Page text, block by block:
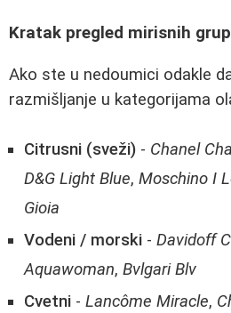
Kratak pregled mirisnih
Ako ste u nedoumici odakle
razmišljanje u kategorijama
Citrusni (sveži) - Chanel
D&G Light Blue, Moschino I
Gioia
Vodeni / morski - Davidoff
Aquawoman, Bvlgari Blv
Cvetni - Lancôme Miracle,